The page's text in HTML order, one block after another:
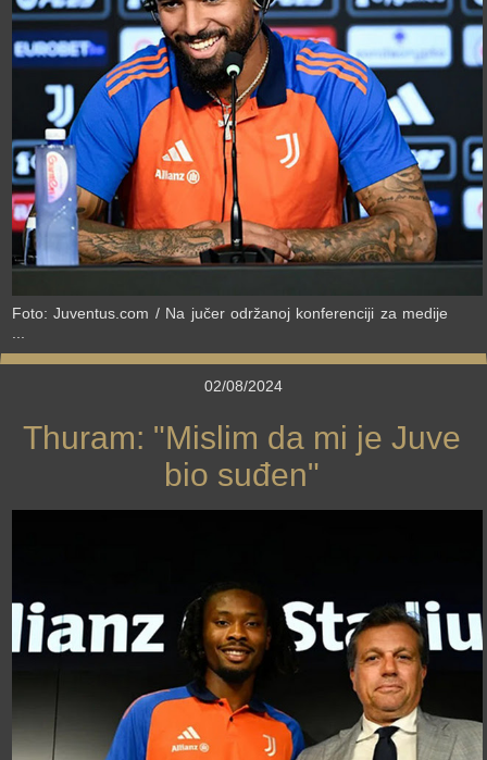
›
Foto: Juventus.com / Na jučer održanoj konferenciji za medije
02/08/2024
Thuram: "Mislim da mi je Juve
bio suđen"
›